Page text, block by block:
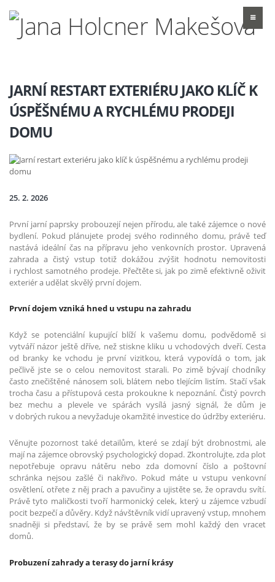
JARNÍ RESTART EXTERIÉRU JAKO KLÍČ K
ÚSPĚŠNÉMU A RYCHLÉMU PRODEJI
DOMU
25. 2. 2026
První jarní paprsky probouzejí nejen přírodu, ale také zájemce o nové
bydlení. Pokud plánujete prodej svého rodinného domu, právě teď
nastává ideální čas na přípravu jeho venkovních prostor. Upravená
zahrada a čistý vstup totiž dokážou zvýšit hodnotu nemovitosti
i rychlost samotného prodeje. Přečtěte si, jak po zimě efektivně oživit
exteriér a udělat skvělý první dojem.
První dojem vzniká hned u vstupu na zahradu
Když se potenciální kupující blíží k vašemu domu, podvědomě si
vytváří názor ještě dříve, než stiskne kliku u vchodových dveří. Cesta
od branky ke vchodu je první vizitkou, která vypovídá o tom, jak
pečlivě jste se o celou nemovitost starali. Po zimě bývají chodníky
často znečištěné nánosem soli, blátem nebo tlejícím listím. Stačí však
trocha času a přístupová cesta prokoukne k nepoznání. Čistý povrch
bez mechu a plevele ve spárách vysílá jasný signál, že dům je
v dobrých rukou a nevyžaduje okamžité investice do údržby exteriéru.
Věnujte pozornost také detailům, které se zdají být drobnostmi, ale
mají na zájemce obrovský psychologický dopad. Zkontrolujte, zda plot
nepotřebuje opravu nátěru nebo zda domovní číslo a poštovní
schránka nejsou zašlé či nakřivo. Pokud máte u vstupu venkovní
osvětlení, otřete z něj prach a pavučiny a ujistěte se, že opravdu svítí.
Právě tyto maličkosti tvoří harmonický celek, který u zájemce vzbudí
pocit bezpečí a důvěry. Když návštěvník vidí upravený vstup, mnohem
snadněji si představí, že by se právě sem mohl každý den vracet
domů.
Probuzení zahrady a terasy do jarní krásy